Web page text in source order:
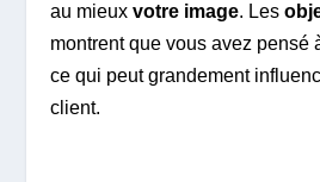
au mieuxvotre image. Les
montrent que vous avez pensé
ce qui peut grandement
client.